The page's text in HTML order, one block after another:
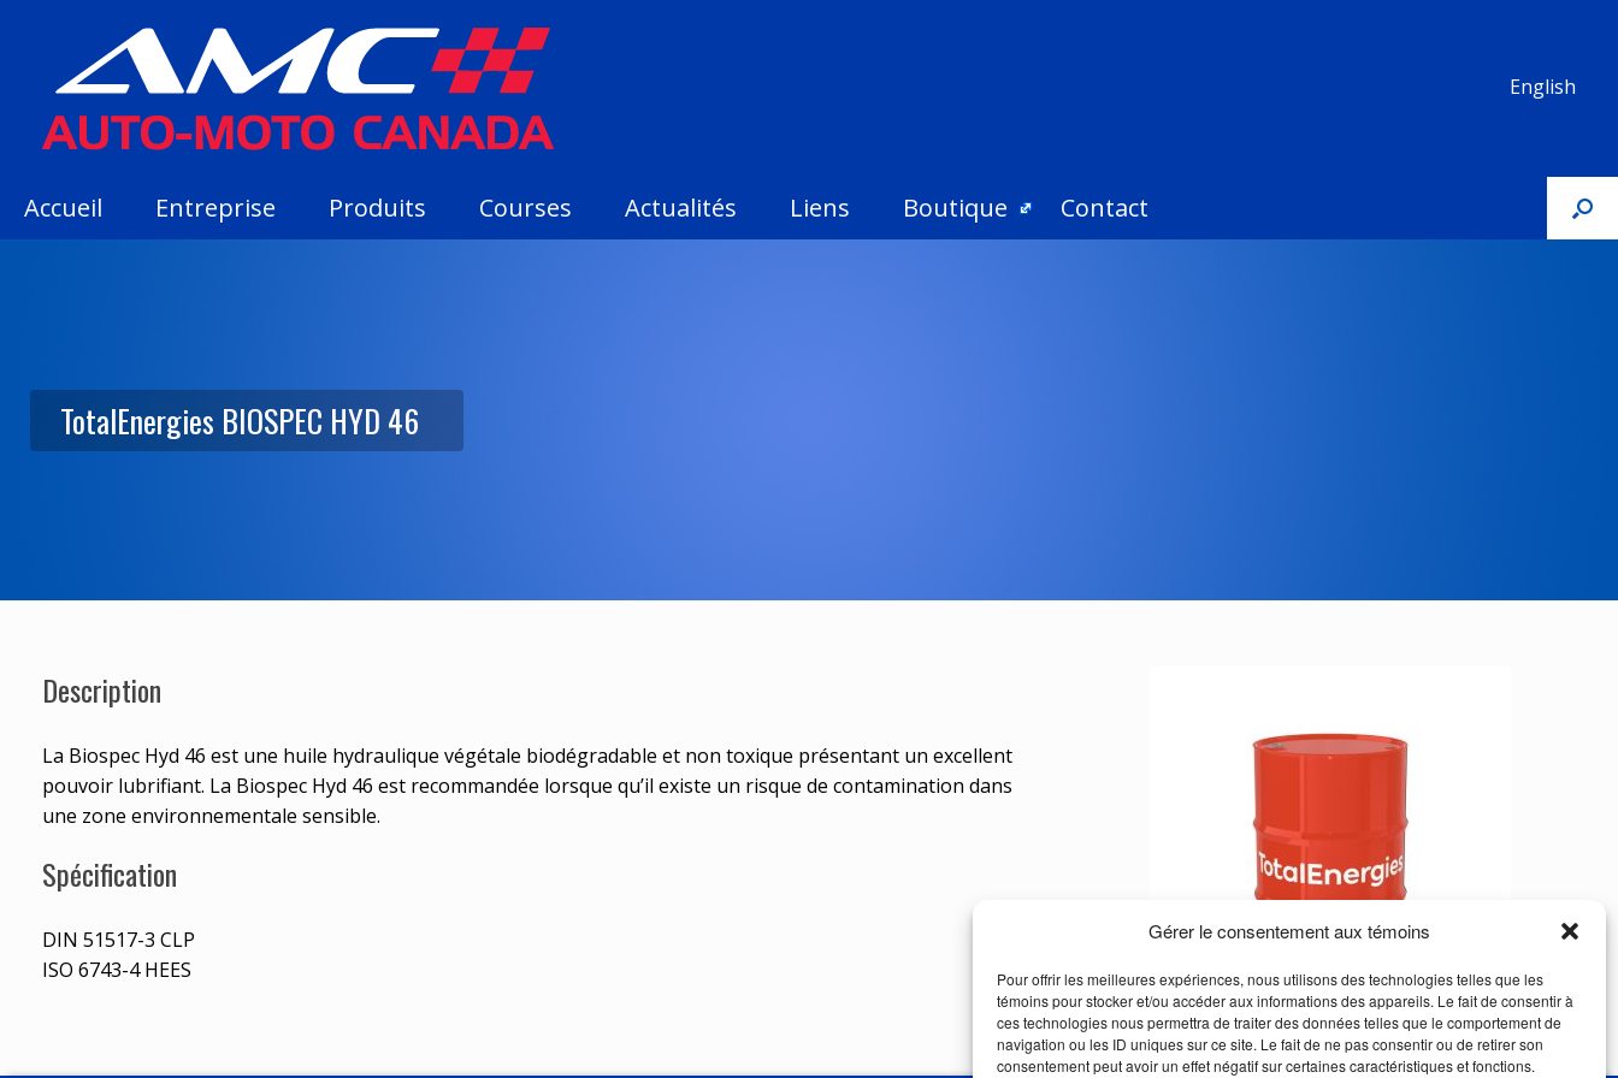
Gérer le consentement aux témoins
Pour offrir les meilleures expériences, nous utilisons des technologies telles que les
témoins pour stocker et/ou accéder aux informations des appareils. Le fait de consentir à
ces technologies nous permettra de traiter des données telles que le comportement de
navigation ou les ID uniques sur ce site. Le fait de ne pas consentir ou de retirer son
consentement peut avoir un effet négatif sur certaines caractéristiques et fonctions.
English
Accueil Entreprise Produits Courses Actualités Liens Boutique Contact
TotalEnergies BIOSPEC HYD 46
Description
La Biospec Hyd 46 est une huile hydraulique végétale biodégradable et non toxique présentant un excellent
pouvoir lubrifiant. La Biospec Hyd 46 est recommandée lorsque qu’il existe un risque de contamination dans
une zone environnementale sensible.
Spécification
DIN 51517-3 CLP
ISO 6743-4 HEES